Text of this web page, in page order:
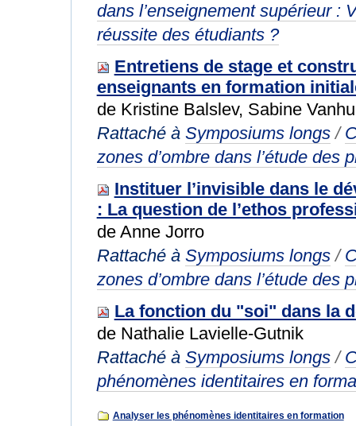
dans l’enseignement supérieur :
réussite des étudiants ?
Entretiens de stage et
enseignants en formation
de Kristine Balslev, Sabine
Rattaché à Symposiums longs /
zones d’ombre dans l’étude des
Instituer l’invisible dans le
: La question de l’ethos
de Anne Jorro
Rattaché à Symposiums longs /
zones d’ombre dans l’étude des
La fonction du "soi" dans la
de Nathalie Lavielle-Gutnik
Rattaché à Symposiums longs /
phénomènes identitaires en
Analyser les phénomènes identitaires en formation